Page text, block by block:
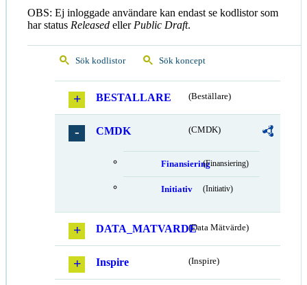
OBS: Ej inloggade användare kan endast se kodlistor som
har status Released eller Public Draft.
Sök kodlistor Sök koncept
BESTALLARE (Beställare)
CMDK (CMDK)
Finansiering(Finansiering)
Initiativ (Initiativ)
DATA_MATVARDE(Data Mätvärde)
Inspire (Inspire)